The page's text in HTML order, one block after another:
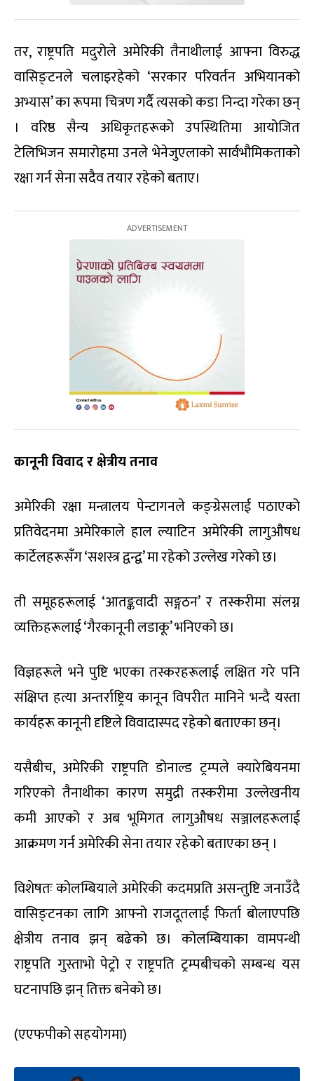
तर, राष्ट्रपति मदुरोले अमेरिकी तैनाथीलाई आफ्ना विरुद्ध
वासिङ्टनले चलाइरहेको ‘सरकार परिवर्तन अभियानको
अभ्यास’ का रूपमा चित्रण गर्दै त्यसको कडा निन्दा गरेका छन्
। वरिष्ठ सैन्य अधिकृतहरूको उपस्थितिमा आयोजित
टेलिभिजन समारोहमा उनले भेनेजुएलाको सार्वभौमिकताको
रक्षा गर्न सेना सदैव तयार रहेको बताए।
कानूनी विवाद र क्षेत्रीय तनाव
अमेरिकी रक्षा मन्त्रालय पेन्टागनले कङ्ग्रेसलाई पठाएको
प्रतिवेदनमा अमेरिकाले हाल ल्याटिन अमेरिकी लागुऔषध
कार्टेलहरूसँग ‘सशस्त्र द्वन्द्व’ मा रहेको उल्लेख गरेको छ।
ती समूहहरूलाई ‘आतङ्कवादी सङ्गठन’ र तस्करीमा संलग्न
व्यक्तिहरूलाई ‘गैरकानूनी लडाकू’ भनिएको छ।
विज्ञहरूले भने पुष्टि भएका तस्करहरूलाई लक्षित गरे पनि
संक्षिप्त हत्या अन्तर्राष्ट्रिय कानून विपरीत मानिने भन्दै यस्ता
कार्यहरू कानूनी दृष्टिले विवादास्पद रहेको बताएका छन्।
यसैबीच, अमेरिकी राष्ट्रपति डोनाल्ड ट्रम्पले क्यारेबियनमा
गरिएको तैनाथीका कारण समुद्री तस्करीमा उल्लेखनीय
कमी आएको र अब भूमिगत लागुऔषध सञ्जालहरूलाई
आक्रमण गर्न अमेरिकी सेना तयार रहेको बताएका छन् ।
विशेषतः कोलम्बियाले अमेरिकी कदमप्रति असन्तुष्टि जनाउँदै
वासिङ्टनका लागि आफ्नो राजदूतलाई फिर्ता बोलाएपछि
क्षेत्रीय तनाव झन् बढेको छ। कोलम्बियाका वामपन्थी
राष्ट्रपति गुस्ताभो पेट्रो र राष्ट्रपति ट्रम्पबीचको सम्बन्ध यस
घटनापछि झन् तिक्त बनेको छ।
(एएफपीको सहयोगमा)